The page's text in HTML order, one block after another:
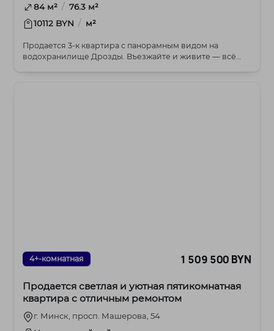
84 м² / 76.3 м²
10112 BYN / м²
Продается 3-к квартира с панорамным видом на
водохранилище Дрозды. Въезжайте и живите — всё
4+-комнатная 1 509 500 BYN
Продается светлая и уютная пятикомнатная
квартира с отличным ремонтом
г. Минск, просп. Машерова, 54